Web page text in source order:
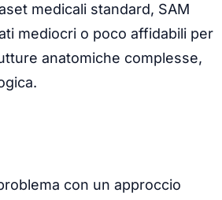
medicali standard, SAM
mediocri o poco affidabili per
anatomiche complesse,
con un approccio